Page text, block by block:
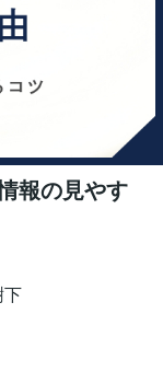
報の見やす